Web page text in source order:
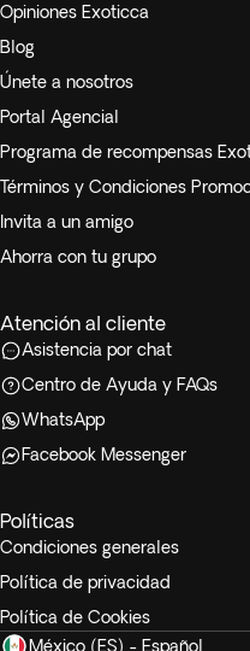
Opiniones Exoticca
Blog
Únete a nosotros
Portal Agencial
Programa de recompensas
Términos y Condiciones
Invita a un amigo
Ahorra con tu grupo
Atención al cliente
Asistencia por chat
Centro de Ayuda y FAQs
WhatsApp
Facebook Messenger
Políticas
Condiciones generales
Política de privacidad
Política de Cookies
México (ES) - Español